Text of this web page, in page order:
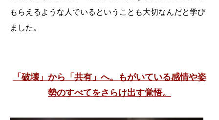
もらえるような人でいるということも大切なんだと学び
ました。
「破壊」から「共有」へ。
もがいている感情や姿
勢のすべてをさらけ出す覚悟。